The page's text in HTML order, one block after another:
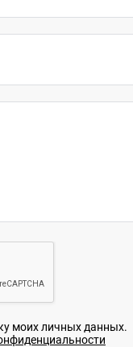
моих личных данных.